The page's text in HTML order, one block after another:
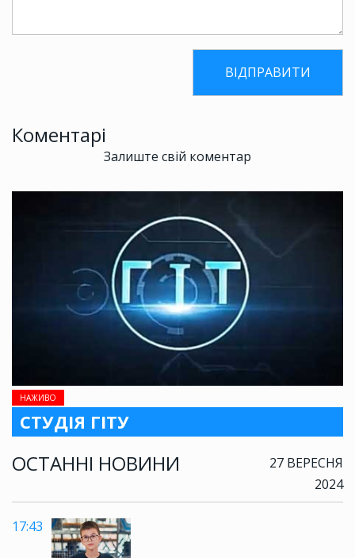
НАЖИВО
СТУДІЯ ГІТУ
ОСТАННІ НОВИНИ
27 ВЕРЕСНЯ
2024
17:43
Коментарі
Залиште свій коментар